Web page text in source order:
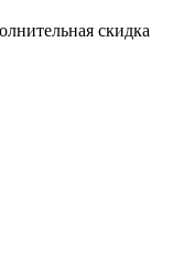
скидка